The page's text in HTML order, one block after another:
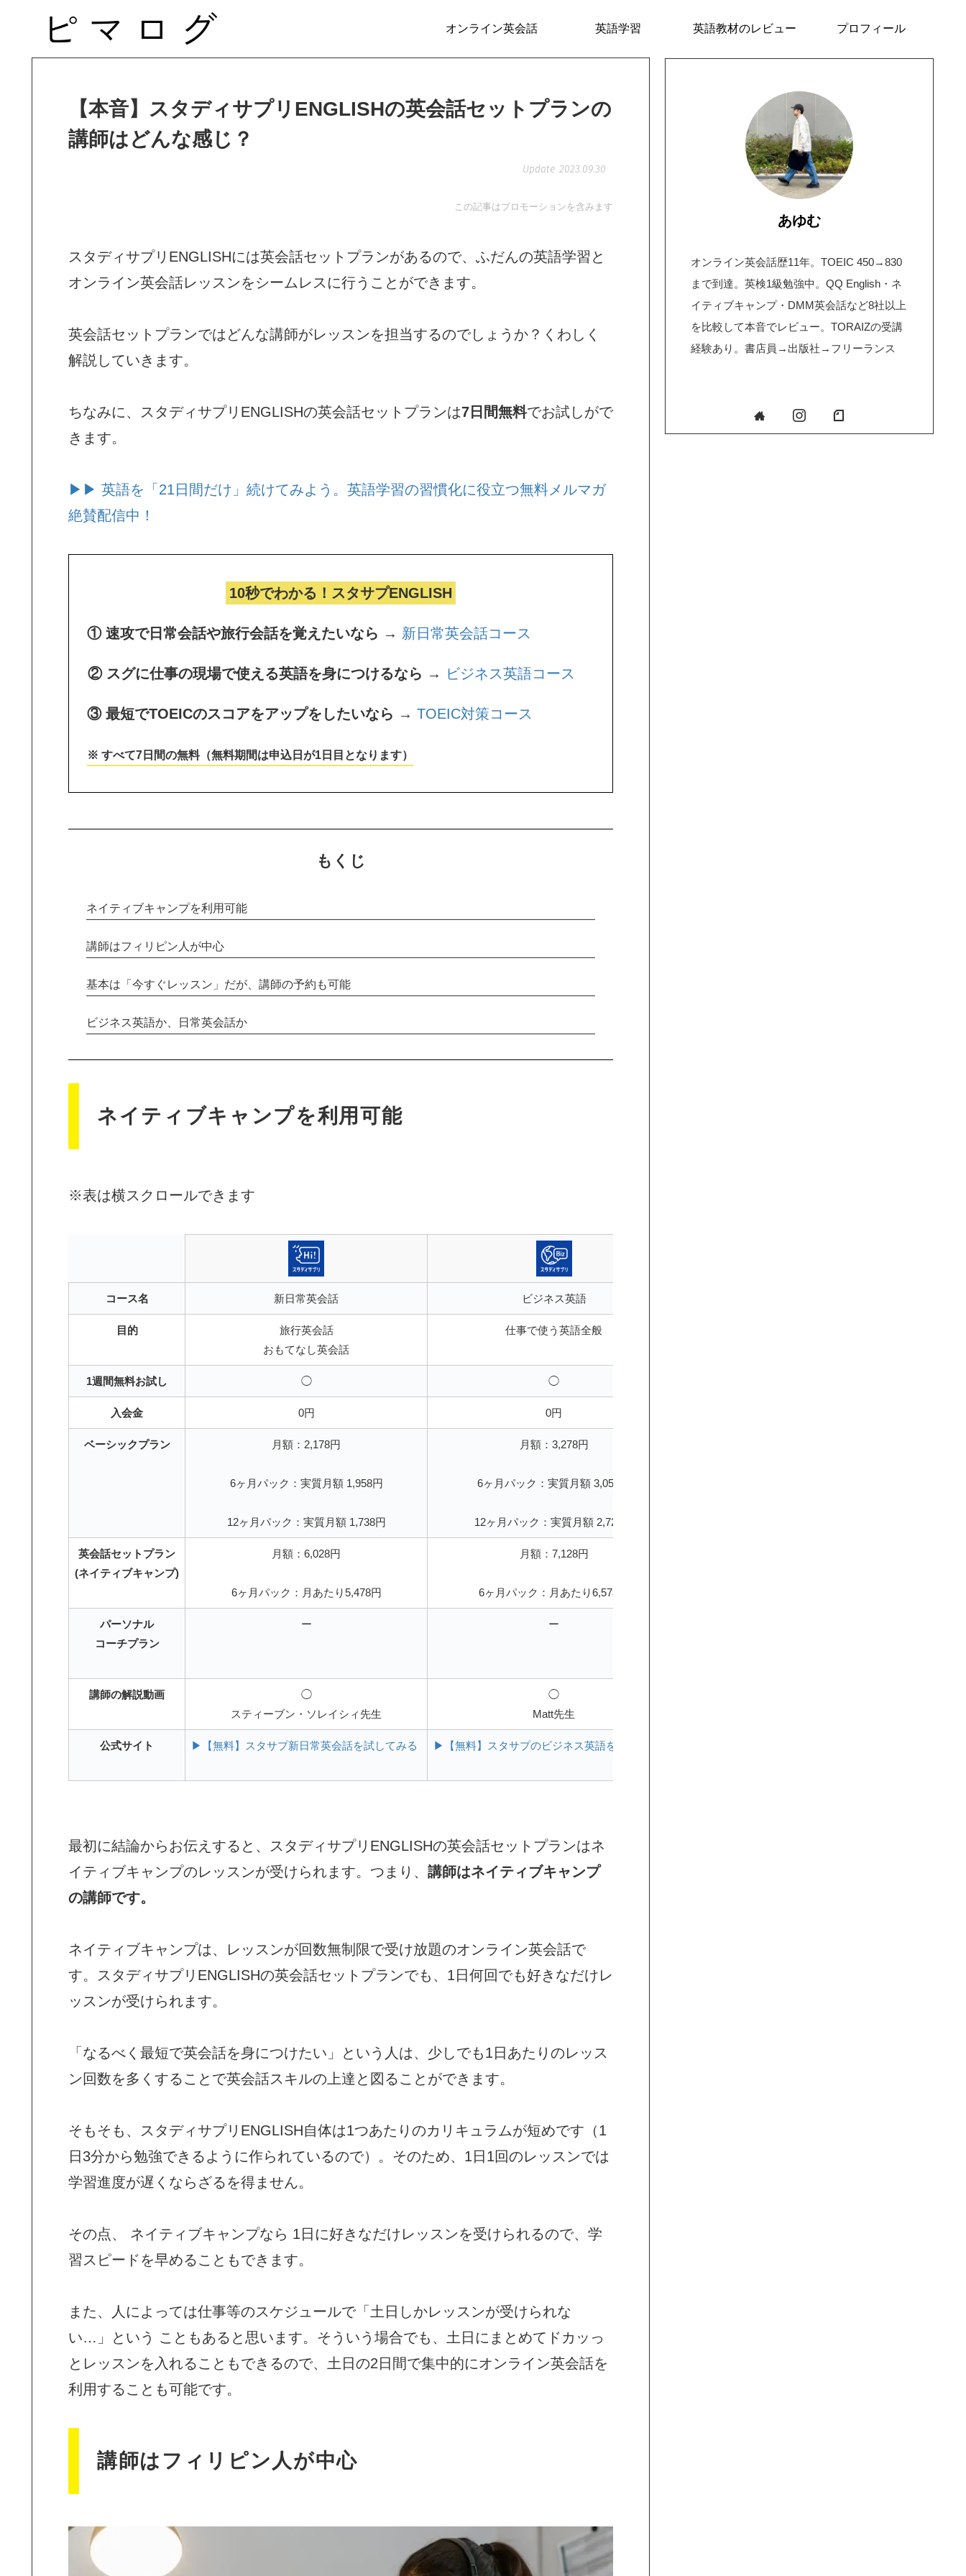
オンライン英会話 英語学習 英語教材のレビュー プロフィール
【本音】スタディサプリENGLISHの英会話セットプランの
講師はどんな感じ？
2023.09.30
この記事はプロモーションを含みます
スタディサプリENGLISHには英会話セットプランがあるので、ふだんの英語学習と
オンライン英会話レッスンをシームレスに行うことができます。
英会話セットプランではどんな講師がレッスンを担当するのでしょうか？くわしく
解説していきます。
ちなみに、スタディサプリENGLISHの英会話セットプランは7日間無料でお試しがで
きます。
▶▶ 英語を「21日間だけ」続けてみよう。 英語学習の習慣化に役立つ無料メルマガ
絶賛配信中！
10秒でわかる！スタサプENGLISH
① 速攻で日常会話や旅行会話を覚えたいなら → 新日常英会話コース
② スグに仕事の現場で使える英語を身につけるなら → ビジネス英語コース
③ 最短でTOEICのスコアをアップをしたいなら → TOEIC対策コース
※ すべて7日間の無料（無料期間は申込日が1日目となります）
もくじ
ネイティブキャンプを利用可能
講師はフィリピン人が中心
基本は「今すぐレッスン」だが、講師の予約も可能
ビジネス英語か、日常英会話か
ネイティブキャンプを利用可能
※表は横スクロールできます
コース名 新日常英会話 ビジネス英語
目的
旅行英会話
おもてなし英会話
仕事で使う英語全般
1週間無料お試し ◯ ◯
入会金 0円 0円
ベーシックプラン 月額：2,178円
6ヶ月パック：実質月額 1,958円
12ヶ月パック：実質月額 1,738円
月額：3,278円
6ヶ月パック：実質月額 3,058円
12ヶ月パック：実質月額 2,728円
英会話セットプラン
(ネイティブキャンプ)
月額：6,028円
6ヶ月パック：月あたり5,478円
月額：7,128円
6ヶ月パック：月あたり6,578円
パーソナル
コーチプラン
ー ー
講師の解説動画
◯
スティーブン・ソレイシィ先生
◯
Matt先生
公式サイト ▶【無料】スタサプ新日常英会話を試してみる ▶【無料】スタサプのビジネス英語を試してみる
最初に結論からお伝えすると、スタディサプリENGLISHの英会話セットプランはネ
イティブキャンプのレッスンが受けられます。つまり、 講師はネイティブキャンプ
の講師です。
ネイティブキャンプは、レッスンが回数無制限で受け放題のオンライン英会話で
す。スタディサプリENGLISHの英会話セットプランでも、1日何回でも好きなだけレ
ッスンが受けられます。
「なるべく最短で英会話を身につけたい」という人は、少しでも1日あたりのレッス
ン回数を多くすることで英会話スキルの上達と図ることができます。
そもそも、スタディサプリENGLISH自体は1つあたりのカリキュラムが短めです（1
日3分から勉強できるように作られているので）。そのため、1日1回のレッスンでは
学習進度が遅くならざるを得ません。
その点、 ネイティブキャンプなら 1日に好きなだけレッスンを受けられるので、学
習スピードを早めることもできます。
また、人によっては仕事等のスケジュールで「土日しかレッスンが受けられな
い…」という こともあると思います。そういう場合でも、土日にまとめてドカッっ
とレッスンを入れることもできるので、土日の2日間で集中的にオンライン英会話を
利用することも可能です。
講師はフィリピン人が中心
あゆむ
オンライン英会話歴11年。TOEIC 450→830
まで到達。英検1級勉強中。QQ English・ネ
イティブキャンプ・DMM英会話など8社以上
を比較して本音でレビュー。TORAIZの受講
経験あり。書店員→出版社→フリーランス